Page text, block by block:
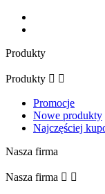
Produkty
Produkty  
Promocje
Nowe produkty
Najczęściej
Nasza firma
Nasza firma  